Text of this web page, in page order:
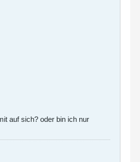
auf sich? oder bin ich nur